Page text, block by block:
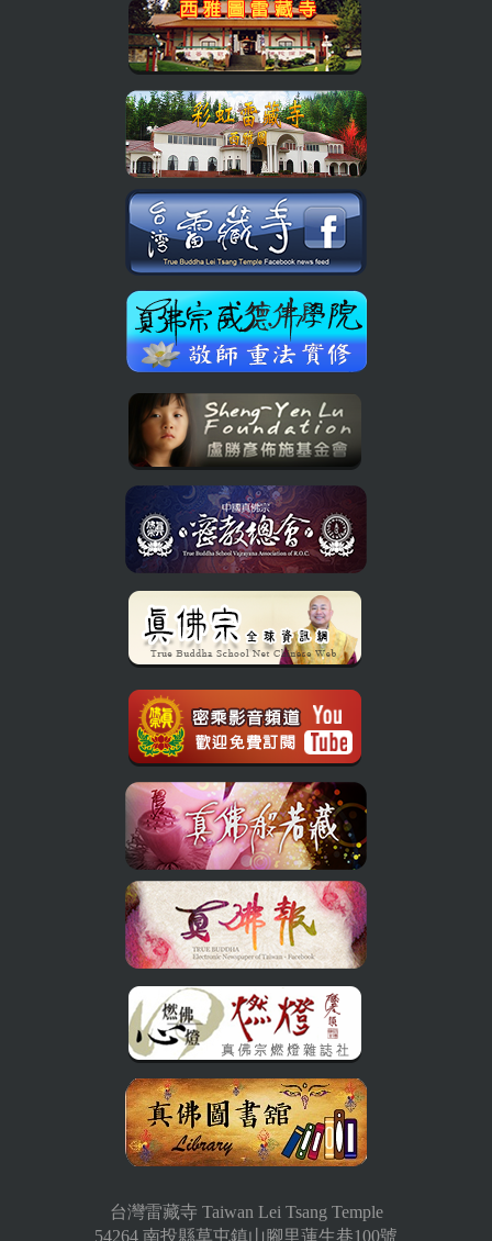
台灣雷藏寺 Taiwan Lei Tsang Temple
54264 南投縣草屯鎮山腳里蓮生巷100號